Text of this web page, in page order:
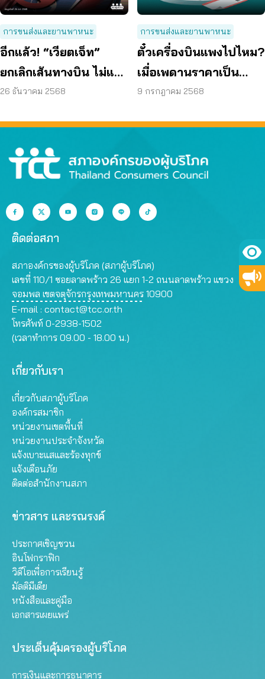
การขนส่งและยานพาหนะ
อีกแล้ว! “เวียตเจ็ท”
ยกเลิกเส้นทางบิน ไม่แจ้ง
ไม่คืนเงิน
26 ธันวาคม 2568
การขนส่งและยานพาหนะ
ตั๋วเครื่องบินแพงไปไหม?
เมื่อเพดานราคาเป็น
กำแพงของผู้บริโภค
9 กรกฎาคม 2568
ติดต่อสภา
สภาองค์กรของผู้บริโภค (สภาผู้บริโภค)
เลขที่ 110/1 ซอยลาดพร้าว 26 แยก 1-2 ถนนลาดพร้าว แขวง
จอมพล เขตจตุจักรกรุงเทพมหานคร 10900
E-mail : contact@tcc.or.th
โทรศัพท์ 0-2938-1502
(เวลาทำการ 09.00 - 18.00 น.)
เกี่ยวกับเรา
เกี่ยวกับสภาผู้บริโภค
องค์กรสมาชิก
หน่วยงานเขตพื้นที่
หน่วยงานประจำจังหวัด
แจ้งเบาะแสและร้องทุกข์
แจ้งเตือนภัย
ติดต่อสำนักงานสภา
ข่าวสาร และรณรงค์
ประกาศเชิญชวน
อินโฟกราฟิก
วิดีโอเพื่อการเรียนรู้
มัลติมีเดีย
หนังสือและคู่มือ
เอกสารเผยแพร่
ประเด็นคุ้มครองผู้บริโภค
การเงินและการธนาคาร